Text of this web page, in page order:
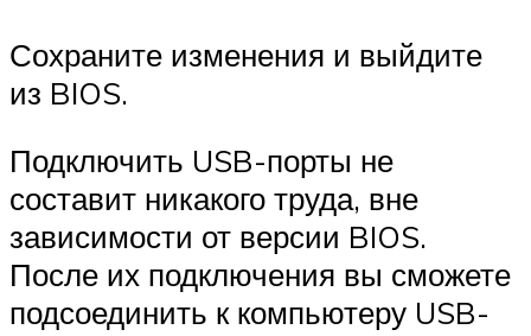
Сохраните изменения и выйдите
из BIOS.
Подключить USB-порты не
составит никакого труда, вне
зависимости от версии BIOS.
После их подключения вы сможете
подсоединить к компьютеру USB-